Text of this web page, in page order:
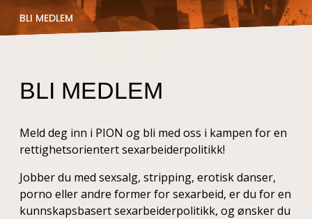
BLI MEDLEM
BLI MEDLEM
Meld deg inn i PION og bli med oss i kampen for en
rettighetsorientert sexarbeiderpolitikk!
Jobber du med sexsalg, stripping, erotisk danser,
porno eller andre former for sexarbeid, er du for en
kunnskapsbasert sexarbeiderpolitikk, og ønsker du